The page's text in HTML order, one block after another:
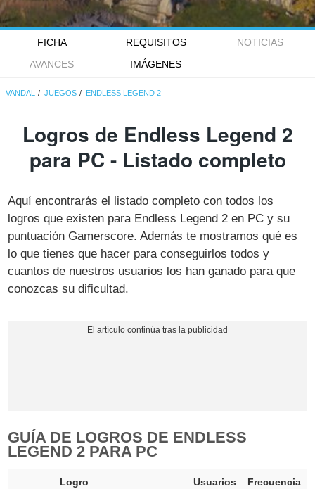
FICHA REQUISITOS
NOTICIAS
AVANCES
IMÁGENES
VANDAL JUEGOS ENDLESS LEGEND 2
Logros de Endless Legend 2
para PC - Listado completo
Aquí encontrarás el listado completo con todos los
logros que existen para Endless Legend 2 en PC y su
puntuación Gamerscore. Además te mostramos qué es
lo que tienes que hacer para conseguirlos todos y
cuantos de nuestros usuarios los han ganado para que
conozcas su dificultad.
GUÍA DE LOGROS DE ENDLESS
LEGEND 2 PARA PC
Logro Usuarios Frecuencia